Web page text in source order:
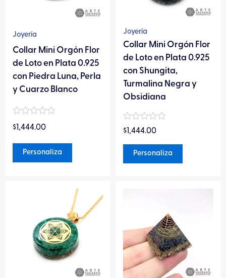
Joyería
Collar Mini Orgón Flor
de Loto en Plata 0.925
con Piedra Luna, Perla
y Cuarzo Blanco
$1,444.00
Personaliza
se
Valorado
en
Joyería
Collar Mini Orgón Flor
de Loto en Plata 0.925
con Shungita,
Turmalina Negra y
Obsidiana
$ 1,444.00
Personaliza
opciones
se
elegir
en
página
Valorado
en
0
Este
producto
tiene
múltiples
variantes.
Las